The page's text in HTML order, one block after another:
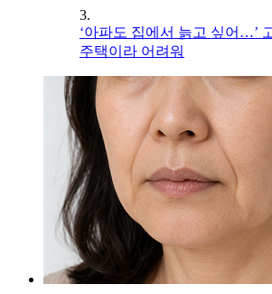
3.
‘아파도 집에서 늙고 싶어…’
주택이라 어려워